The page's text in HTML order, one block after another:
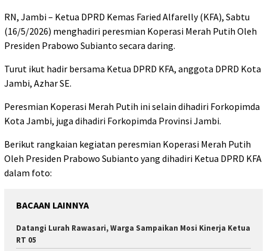
RN, Jambi – Ketua DPRD Kemas Faried Alfarelly (KFA), Sabtu
(16/5/2026) menghadiri peresmian Koperasi Merah Putih Oleh
Presiden Prabowo Subianto secara daring.
Turut ikut hadir bersama Ketua DPRD KFA, anggota DPRD Kota
Jambi, Azhar SE.
Peresmian Koperasi Merah Putih ini selain dihadiri Forkopimda
Kota Jambi, juga dihadiri Forkopimda Provinsi Jambi.
Berikut rangkaian kegiatan peresmian Koperasi Merah Putih
Oleh Presiden Prabowo Subianto yang dihadiri Ketua DPRD KFA
dalam foto:
BACAAN LAINNYA
Datangi Lurah Rawasari, Warga Sampaikan Mosi Kinerja Ketua
RT 05